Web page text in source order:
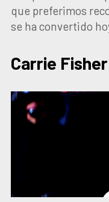
que preferimos
se ha convertido
Carrie